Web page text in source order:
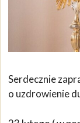
Serdecznie
o uzdrowienie